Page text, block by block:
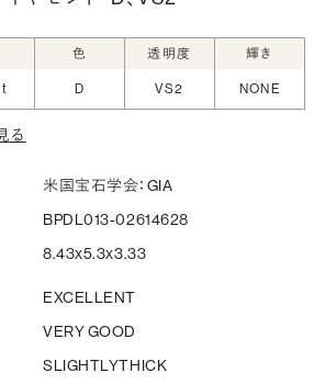
ーン：指輪の内側に留める宝石のこ
石やピンクダイヤモンドなど、お好みの
ングすることができます。ショッピング
色 透明度 輝き
D VS2 NONE
る
米国宝石学会：GIA
BPDL013-02614628
8.43x5.3x3.33
EXCELLENT
VERY GOOD
SLIGHTLYTHICK